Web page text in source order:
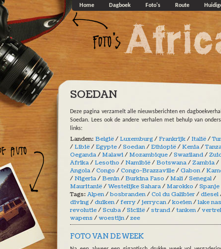
Overslaan en naar de algemene inhoud gaan
Home Dagboek Foto's Route
SOEDAN
Deze pagina verzamelt alle nieuwsberichten en
Soedan. Lees ook de andere verhalen met behulp van
links:
Landen: België/Luxemburg/Frankrijk/Italië/
/Libië/Egypte/Soedan/Ethiopië/Kenia/
Oeganda/Malawi/Mozambique/Swaziland/
Afrika/Lesotho /Namibië/Botswana/Zambia/
Angola/Congo /Congo-Brazzaville/Gabon/
/Nigeria/Benin/Burkina Faso /Mali/Senegal/
Mauritanië/Westelijke Sahara/Marokko /Spanje
Tags: Alpen/bosbranden/Col du Galibier/diesel
diving/duiken/ferry/jerrycan/koeien/lake
revolutie/Scuba/Sicilië/strand/tanken/
wapens /woestijn/zee
FOTO VAN DE WEEK